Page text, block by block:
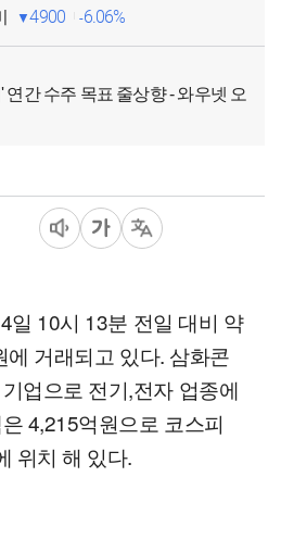
4900 6.06%
간 수주 목표 줄상향 - 와우넷 오
일 10시 13분 전일 대비 약
거래되고 있다. 삼화콘
업으로 전기,전자 업종에
4,215억원으로 코스피
위치 해 있다.